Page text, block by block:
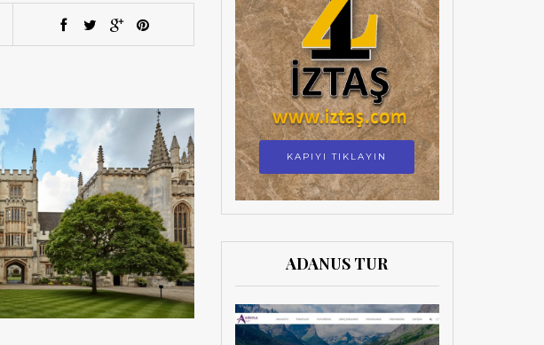
KAPIYI TIKLAYIN
ADANUS TUR